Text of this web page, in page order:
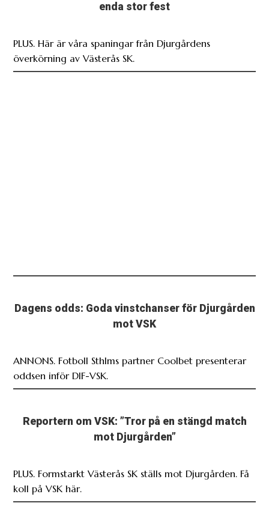
enda stor fest
PLUS. Här är våra spaningar från Djurgårdens
överkörning av Västerås SK.
Dagens odds: Goda vinstchanser för Djurgården
mot VSK
ANNONS. Fotboll Sthlms partner Coolbet presenterar
oddsen inför DIF-VSK.
Reportern om VSK: ”Tror på en stängd match
mot Djurgården”
PLUS. Formstarkt Västerås SK ställs mot Djurgården. Få
koll på VSK här.